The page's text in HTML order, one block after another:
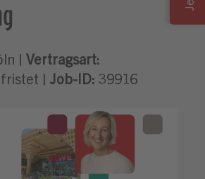
| Vertragsart:
| Job-ID: 39916